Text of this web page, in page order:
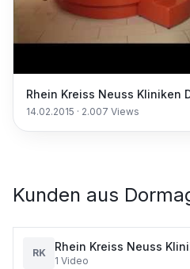
14.02.2015 · 2.007 Views
Kunden aus
RK
Rhein Kreiss Neuss
Dormagen
1 Video